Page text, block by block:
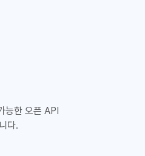
능한 오픈 API
다.